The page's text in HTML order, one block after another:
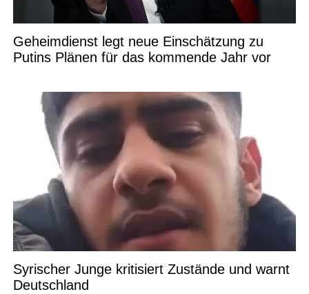
Geheimdienst legt neue Einschätzung zu
Putins Plänen für das kommende Jahr vor
Syrischer Junge kritisiert Zustände und warnt
Deutschland